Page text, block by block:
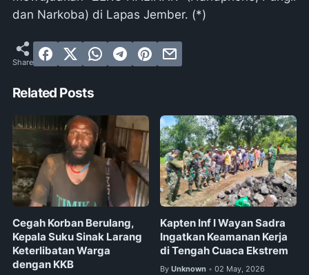
dan Narkoba) di Lapas Jember. (*)
Related Posts
Cegah Korban Berulang,
Kepala Suku Sinak Larang
Keterlibatan Warga
dengan KKB
Kapten Inf I Wayan Sadra
Ingatkan Keamanan Kerja
di Tengah Cuaca Ekstrem
By Unknown • 02 May, 2026